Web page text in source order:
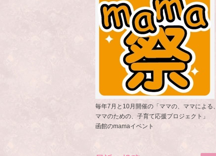
毎年7月と10月開催の「ママの、ママによる、
ママのための、子育て応援プロジェクト」
函館のmamaイベント